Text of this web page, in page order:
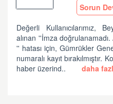
Sorun
Değerli Kullanıcılarımız,
alınan ''İmza doğrulanamadı.
'' hatası için, Gümrükler
numaralı kayıt
haber üzerind..
daha